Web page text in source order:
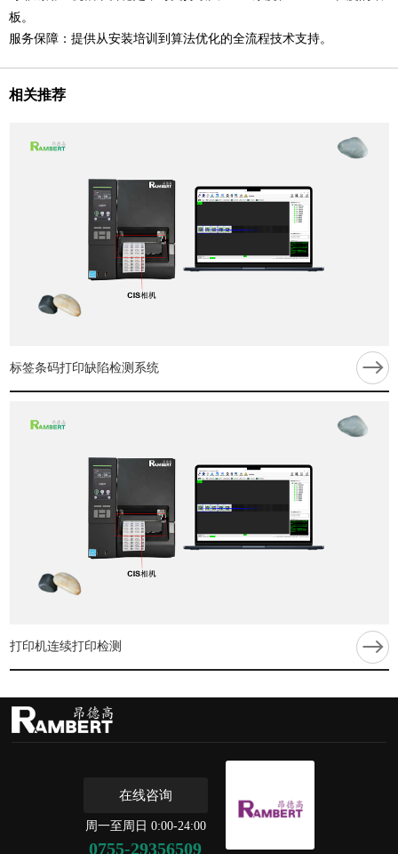
板。
服务保障：提供从安装培训到算法优化的全流程技术支持。
相关推荐
标签条码打印缺陷检测系统
打印机连续打印检测
在线咨询
周一至周日 0:00-24:00
0755-29356509